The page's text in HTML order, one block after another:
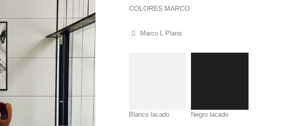
COLORES MARCO
Marco L Plana:
Blanco lacado Negro lacado